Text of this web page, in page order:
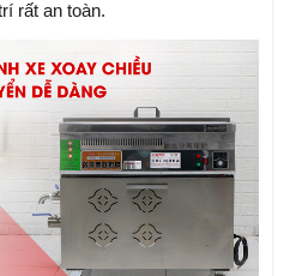
rất an toàn.